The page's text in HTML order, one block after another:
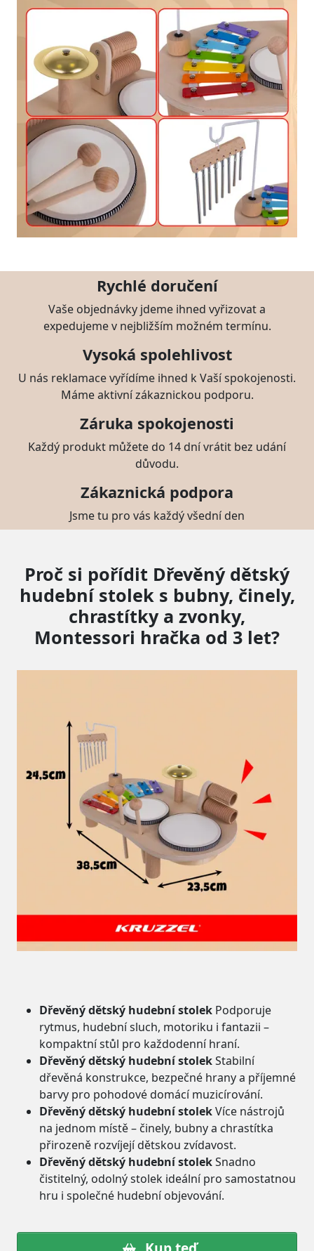
Rychlé doručení
Vaše objednávky jdeme ihned vyřizovat a
expedujeme v nejbližším možném termínu.
Vysoká spolehlivost
U nás reklamace vyřídíme ihned k Vaší spokojenosti.
Máme aktivní zákaznickou podporu.
Záruka spokojenosti
Každý produkt můžete do 14 dní vrátit bez udání
důvodu.
Zákaznická podpora
Jsme tu pro vás každý všední den
Proč si pořídit Dřevěný dětský
hudební stolek s bubny, činely,
chrastítky a zvonky,
Montessori hračka od 3 let?
Dřevěný dětský hudební stolek Podporuje
rytmus, hudební sluch, motoriku i fantazii –
kompaktní stůl pro každodenní hraní.
Dřevěný dětský hudební stolekStabilní
dřevěná konstrukce, bezpečné hrany a příjemné
barvy pro pohodové domácí muzicírování.
Dřevěný dětský hudební stolekVíce nástrojů
na jednom místě – činely, bubny a chrastítka
přirozeně rozvíjejí dětskou zvídavost.
Dřevěný dětský hudební stolekSnadno
čistitelný, odolný stolek ideální pro samostatnou
hru i společné hudební objevování.